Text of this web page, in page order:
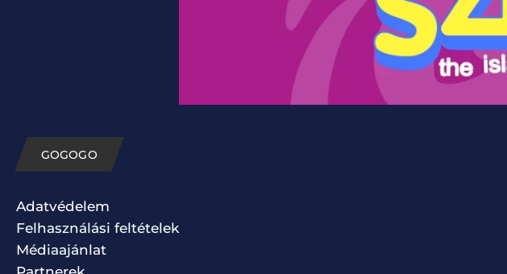
GOGOGO
Adatvédelem
Felhasználási feltételek
Médiaajánlat